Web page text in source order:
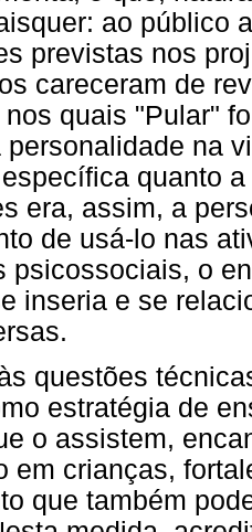
ao público
previstas nos
careceram de
quais "Pular"
personalidade na
quanto
era, assim, a
de usá-lo nas
psicossociais, o
inseria e se
questões
estratégia de
o assistem,
em crianças,
que também